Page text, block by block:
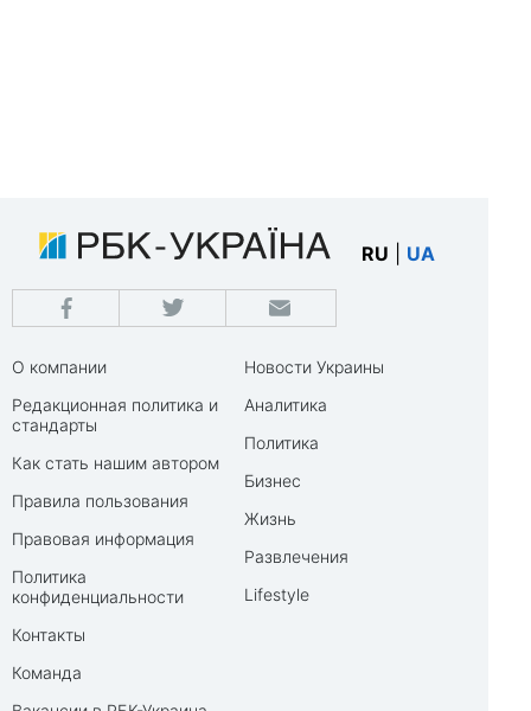
RU UA
О компании
Редакционная политика и
стандарты
Как стать нашим автором
Правила пользования
Правовая информация
Политика
конфиденциальности
Контакты
Команда
Новости Украины
Аналитика
Политика
Бизнес
Жизнь
Развлечения
Lifestyle